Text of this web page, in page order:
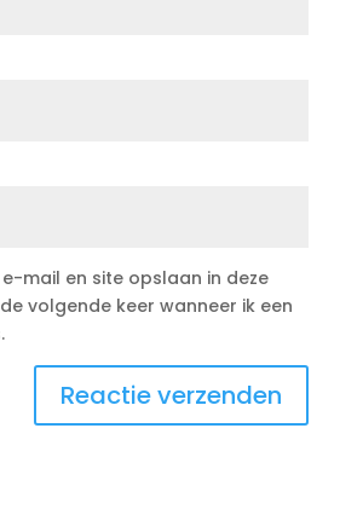
e-mail en site opslaan in deze
volgende keer wanneer ik een